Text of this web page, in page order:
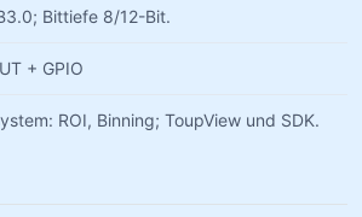
Bittiefe 8/12-Bit.
+ GPIO
ROI, Binning; ToupView und SDK.